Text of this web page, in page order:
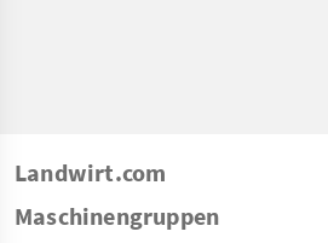
Landwirt.com
Maschinengruppen